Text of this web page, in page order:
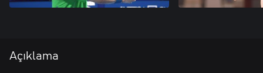
Açıklama